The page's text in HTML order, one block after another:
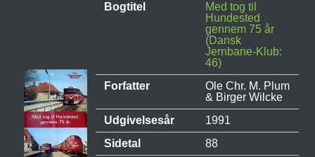
Bogtitel
Med tog til
Hundested
gennem 75 år
(Dansk
Jernbane-Klub:
46)
Forfatter
Ole Chr. M. Plum
& Birger Wilcke
Udgivelsesår
1991
Sidetal
88